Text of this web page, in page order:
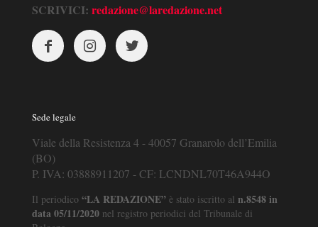
SCRIVICI: redazione@laredazione.net
Sede legale
Viale della Resistenza 4 - 40057 Granarolo dell’Emilia
(BO)
P. IVA: 03888911207 - CF: LCNDNL70T46A944O
Il periodico “LA REDAZIONE” è stato iscritto al n.8548 in
data 05/11/2020 nel registro periodici del Tribunale di